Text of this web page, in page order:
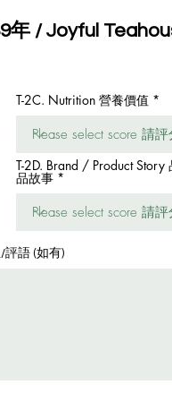
年 / Joyful
T-2C. Nutrition 營養價值
T-2D. Brand / Product
品故事
語 (如有)